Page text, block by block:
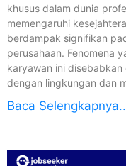
khusus dalam dunia
memengaruhi
berdampak signifikan
perusahaan. Fenomena
karyawan ini
dengan lingkungan dan
Baca